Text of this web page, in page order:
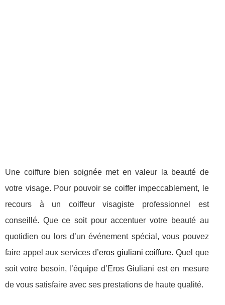
Une coiffure bien soignée met en valeur la beauté de
votre visage. Pour pouvoir se coiffer impeccablement, le
recours à un coiffeur visagiste professionnel est
conseillé. Que ce soit pour accentuer votre beauté au
quotidien ou lors d’un événement spécial, vous pouvez
faire appel aux services d’eros giuliani coiffure. Quel que
soit votre besoin, l’équipe d’Eros Giuliani est en mesure
de vous satisfaire avec ses prestations de haute qualité.